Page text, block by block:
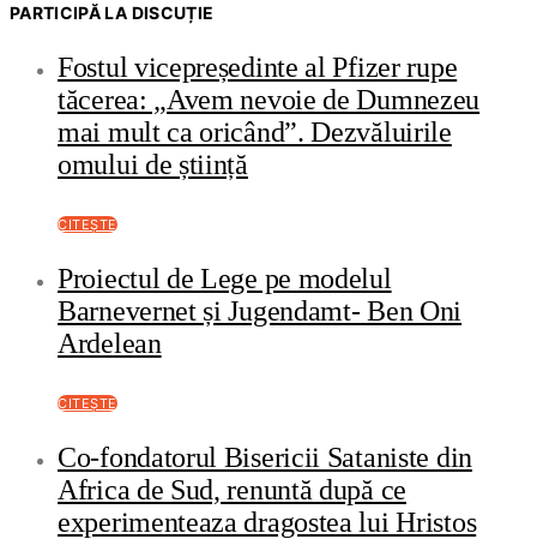
PARTICIPĂ LA DISCUȚIE
Fostul vicepreședinte al Pfizer rupe
tăcerea: „Avem nevoie de Dumnezeu
mai mult ca oricând”. Dezvăluirile
omului de știință
CITEȘTE
Proiectul de Lege pe modelul
Barnevernet și Jugendamt- Ben Oni
Ardelean
CITEȘTE
Co-fondatorul Bisericii Sataniste din
Africa de Sud, renuntă după ce
experimenteaza dragostea lui Hristos